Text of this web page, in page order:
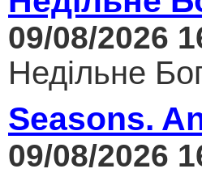
09/08/2026
Недільне
Seasons.
09/08/2026